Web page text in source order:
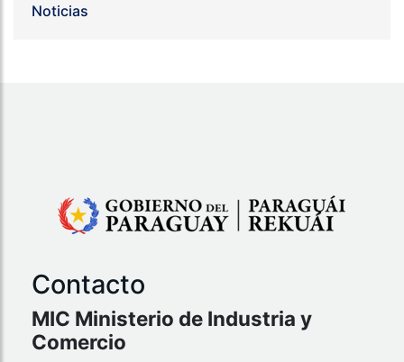
Noticias
Contacto
MIC Ministerio de Industria y
Comercio